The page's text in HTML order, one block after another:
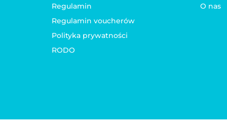
Regulamin
Regulamin voucherów
Polityka prywatności
RODO
O nas